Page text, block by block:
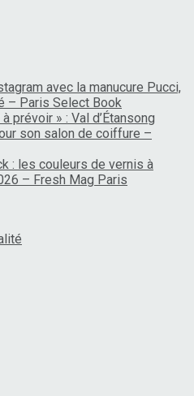
avec la manucure Pucci,
– Paris Select Book
prévoir » : Val d’Étansong
son salon de coiffure –
: les couleurs de vernis à
– Fresh Mag Paris